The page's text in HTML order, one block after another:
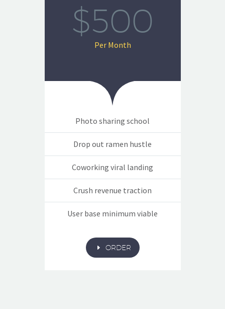
$500
Per Month
Photo sharing school
Drop out ramen hustle
Coworking viral landing
Crush revenue traction
User base minimum viable
E ORDER